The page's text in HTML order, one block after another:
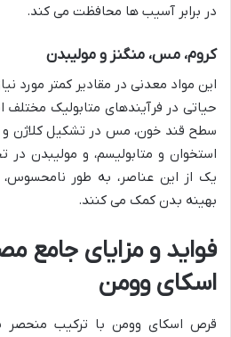
در برابر آسیب ها محافظت می کند.
کروم، مس، منگنز و مولیبدن
این مواد معدنی در مقادیر کمتر مورد
حیاتی در فرآیندهای متابولیک مختلف
سطح قند خون، مس در تشکیل کلاژن
استخوان و متابولیسم، و مولیبدن
یک از این عناصر، به طور نامحسوس،
بهینه بدن کمک می کنند.
فواید و مزایای جامع
اسکای وومن
قرص اسکای وومن با ترکیب منحصر